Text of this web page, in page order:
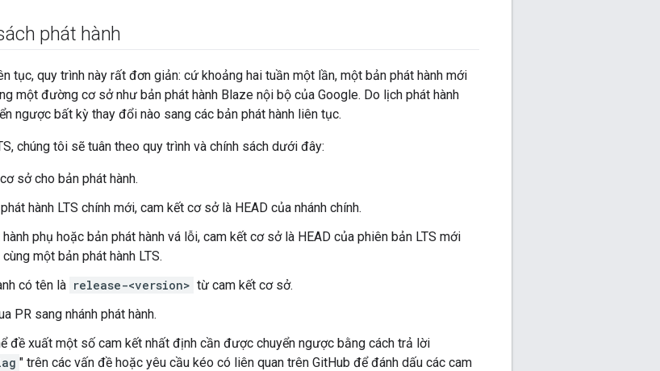
phát hành
tục, quy trình này rất đơn giản: cứ khoảng hai tuần một lần, một bản phát hành mới
một đường cơ sở như bản phát hành Blaze nội bộ của Google. Do lịch phát hành
ngược bất kỳ thay đổi nào sang các bản phát hành liên tục.
chúng tôi sẽ tuân theo quy trình và chính sách dưới đây:
sở cho bản phát hành.
hành LTS chính mới, cam kết cơ sở là HEAD của nhánh chính.
phụ hoặc bản phát hành vá lỗi, cam kết cơ sở là HEAD của phiên bản LTS mới
một bản phát hành LTS.
có tên là release-<version> từ cam kết cơ sở.
PR sang nhánh phát hành.
đề xuất một số cam kết nhất định cần được chuyển ngược bằng cách trả lời
" trên các vấn đề hoặc yêu cầu kéo có liên quan trên GitHub để đánh dấu các cam